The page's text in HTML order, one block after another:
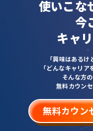
使いこな
今
キャ
「興味はある
「どんなキャリ
そんな方
無料カウン
無料カウン